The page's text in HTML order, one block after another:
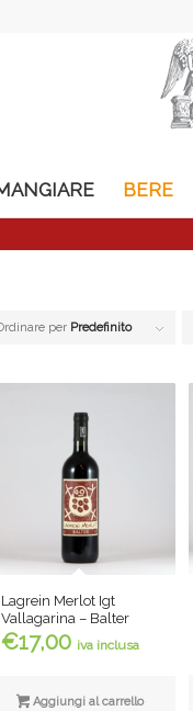
BERE
per Predefinito
Lagrein Merlot Igt
Vallagarina – Balter
€17,00 iva inclusa
Aggiungi al carrello